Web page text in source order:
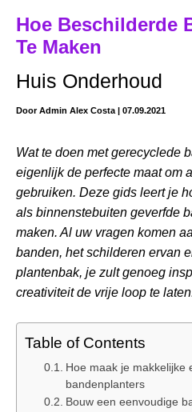
Hoe Beschilderde
Te Maken
Huis Onderhoud
DoorAdmin Alex Costa | 07.09.2021
Wat te doen met gerecyclede
eigenlijk de perfecte maat om
gebruiken. Deze gids leert je
als binnenstebuiten geverfde
maken. Al uw vragen komen
banden, het schilderen ervan
plantenbak, je zult genoeg
creativiteit de vrije loop te
Table of Contents
Hoe maak je makkelijke
bandenplanters
Bouw een eenvoudige